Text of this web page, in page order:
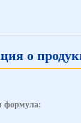
о
формула: